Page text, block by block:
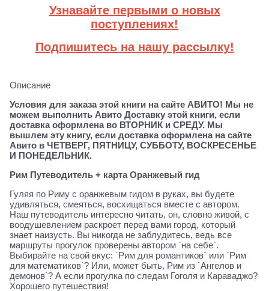
Узнавайте первыми о новых
поступлениях!
Подпишитесь на нашу рассылку!
Описание
Условия для заказа этой книги на сайте АВИТО! Мы не
можем выполнить Авито Доставку этой книги, если
доставка оформлена во ВТОРНИК и СРЕДУ. Мы
вышлем эту книгу, если доставка оформлена на сайте
Авито в ЧЕТВЕРГ, ПЯТНИЦУ, СУББОТУ, ВОСКРЕСЕНЬЕ
И ПОНЕДЕЛЬНИК.
Рим Путеводитель + карта Оранжевый гид
Гуляя по Риму с оранжевым гидом в руках, вы будете
удивляться, смеяться, восхищаться вместе с автором.
Наш путеводитель интересно читать, он, словно живой, с
воодушевлением раскроет перед вами город, который
знает наизусть. Вы никогда не заблудитесь, ведь все
маршруты прогулок проверены автором `на себе`.
Выбирайте на свой вкус: `Рим для романтиков` или `Рим
для математиков`? Или, может быть, Рим из `Ангелов и
демонов`? А если прогулка по следам Гоголя и Караваджо?
Хорошего путешествия!